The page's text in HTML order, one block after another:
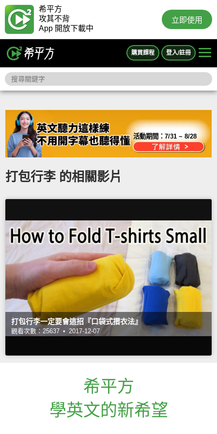
希平方
攻其不背
App 開放下載中
立即使用
購買課程 登入/註冊
活動期間：7/31 ~ 8/28
打包行李 的相關影片
打包行李一定要會這招『口袋式摺衣法』
觀看次數：25637 • 2017-12-07
希平方
學英文的新希望